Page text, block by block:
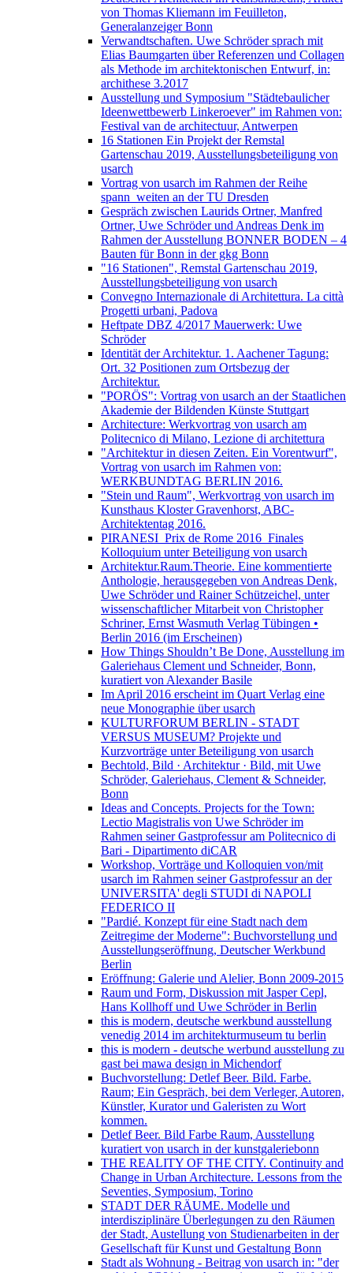
von Thomas Kliemann im Feuilleton,
Generalanzeiger Bonn
Verwandtschaften. Uwe Schröder sprach mit
Elias Baumgarten über Referenzen und Collagen
als Methode im architektonischen Entwurf, in:
archithese 3.2017
Ausstellung und Symposium "Städtebaulicher
Ideenwettbewerb Linkeroever" im Rahmen von:
Festival van de architectuur, Antwerpen
16 Stationen Ein Projekt der Remstal
Gartenschau 2019, Ausstellungsbeteiligung von
usarch
Vortrag von usarch im Rahmen der Reihe
spann_weiten an der TU Dresden
Gespräch zwischen Laurids Ortner, Manfred
Ortner, Uwe Schröder und Andreas Denk im
Rahmen der Ausstellung BONNER BODEN – 4
Bauten für Bonn in der gkg Bonn
"16 Stationen", Remstal Gartenschau 2019,
Ausstellungsbeteiligung von usarch
Convegno Internazionale di Architettura. La città
Progetti urbani, Padova
Heftpate DBZ 4/2017 Mauerwerk: Uwe
Schröder
Identität der Architektur. 1. Aachener Tagung:
Ort. 32 Positionen zum Ortsbezug der
Architektur.
"PORÖS": Vortrag von usarch an der Staatlichen
Akademie der Bildenden Künste Stuttgart
Architecture: Werkvortrag von usarch am
Politecnico di Milano, Lezione di architettura
"Architektur in diesen Zeiten. Ein Vorentwurf",
Vortrag von usarch im Rahmen von:
WERKBUNDTAG BERLIN 2016.
"Stein und Raum", Werkvortrag von usarch im
Kunsthaus Kloster Gravenhorst, ABC-
Architektentag 2016.
PIRANESI_Prix de Rome 2016_Finales
Kolloquium unter Beteiligung von usarch
Architektur.Raum.Theorie. Eine kommentierte
Anthologie, herausgegeben von Andreas Denk,
Uwe Schröder und Rainer Schützeichel, unter
wissenschaftlicher Mitarbeit von Christopher
Schriner, Ernst Wasmuth Verlag Tübingen •
Berlin 2016 (im Erscheinen)
How Things Shouldn’t Be Done, Ausstellung im
Galeriehaus Clement und Schneider, Bonn,
kuratiert von Alexander Basile
Im April 2016 erscheint im Quart Verlag eine
neue Monographie über usarch
KULTURFORUM BERLIN - STADT
VERSUS MUSEUM? Projekte und
Kurzvorträge unter Beteiligung von usarch
Bechtold, Bild · Architektur · Bild, mit Uwe
Schröder, Galeriehaus, Clement & Schneider,
Bonn
Ideas and Concepts. Projects for the Town:
Lectio Magistralis von Uwe Schröder im
Rahmen seiner Gastprofessur am Politecnico di
Bari - Dipartimento diCAR
Workshop, Vorträge und Kolloquien von/mit
usarch im Rahmen seiner Gastprofessur an der
UNIVERSITA' degli STUDI di NAPOLI
FEDERICO II
"Pardié. Konzept für eine Stadt nach dem
Zeitregime der Moderne": Buchvorstellung und
Ausstellungseröffnung, Deutscher Werkbund
Berlin
Eröffnung: Galerie und Alelier, Bonn 2009-2015
Raum und Form, Diskussion mit Jasper Cepl,
Hans Kollhoff und Uwe Schröder in Berlin
this is modern, deutsche werkbund ausstellung
venedig 2014 im architekturmuseum tu berlin
this is modern - deutsche werbund ausstellung zu
gast bei mawa design in Michendorf
Buchvorstellung: Detlef Beer. Bild. Farbe.
Raum; Ein Gespräch, bei dem Verleger, Autoren,
Künstler, Kurator und Galeristen zu Wort
kommen.
Detlef Beer. Bild Farbe Raum, Ausstellung
kuratiert von usarch in der kunstgaleriebonn
THE REALITY OF THE CITY. Continuity and
Change in Urban Architecture. Lessons from the
Seventies, Symposium, Torino
STADT DER RÄUME. Modelle und
interdisziplinäre Überlegungen zu den Räumen
der Stadt, Austellung von Studienarbeiten in der
Gesellschaft für Kunst und Gestaltung Bonn
Stadt als Wohnung - Beitrag von usarch in: "der